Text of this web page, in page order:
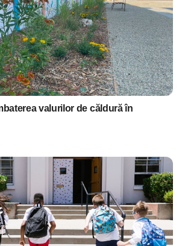
valurilor de căldură în